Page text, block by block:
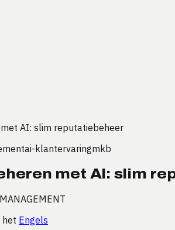
AI: slim reputatiebeheer
ai-klantervaringmkb
met AI: slim
het Engels